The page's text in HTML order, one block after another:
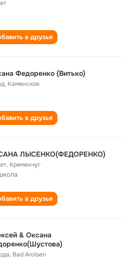
в друзья
Федоренко (Витько)
, Каменское
в друзья
ЛЫСЕНКО(ФЕДОРЕНКО)
, Кременчуг
в друзья
& Оксана
, Bad Arolsen